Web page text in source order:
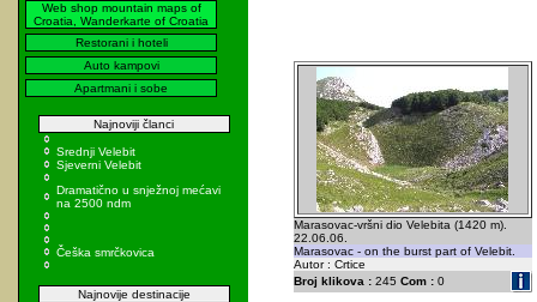
Web shop mountain maps of
Croatia, Wanderkarte of Croatia
Restorani i hoteli
Auto kampovi
Apartmani i sobe
Najnoviji članci
Srednji Velebit
Sjeverni Velebit
Dramatično u snježnoj mećavi
na 2500 ndm
Češka smrčkovica
Najnovije destinacije
Marasovac-vršni dio Velebita (1420 m).
22.06.06.
Marasovac - on the burst part of Velebit.
Autor : Crtice
Broj klikova :245 Com :0